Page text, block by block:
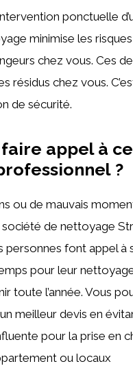
ponctuelle
minimise les risques
chez vous. Ces
résidus chez vous.
de sécurité.
appel à ce
?
ou de mauvais
société de nettoyage
personnes font appel à
pour leur
toute l’année. Vous
meilleur devis en
pour la prise en
ou locaux